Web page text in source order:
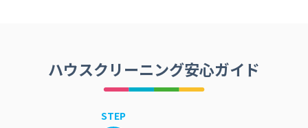
ハウスクリーニング安心ガイド
STEP